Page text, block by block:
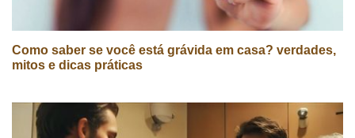
Como saber se você está grávida em casa? verdades,
mitos e dicas práticas